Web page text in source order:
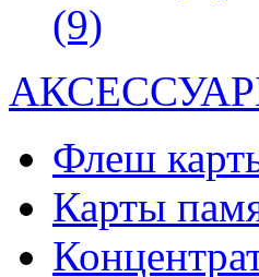
(9)
Флеш
Карты